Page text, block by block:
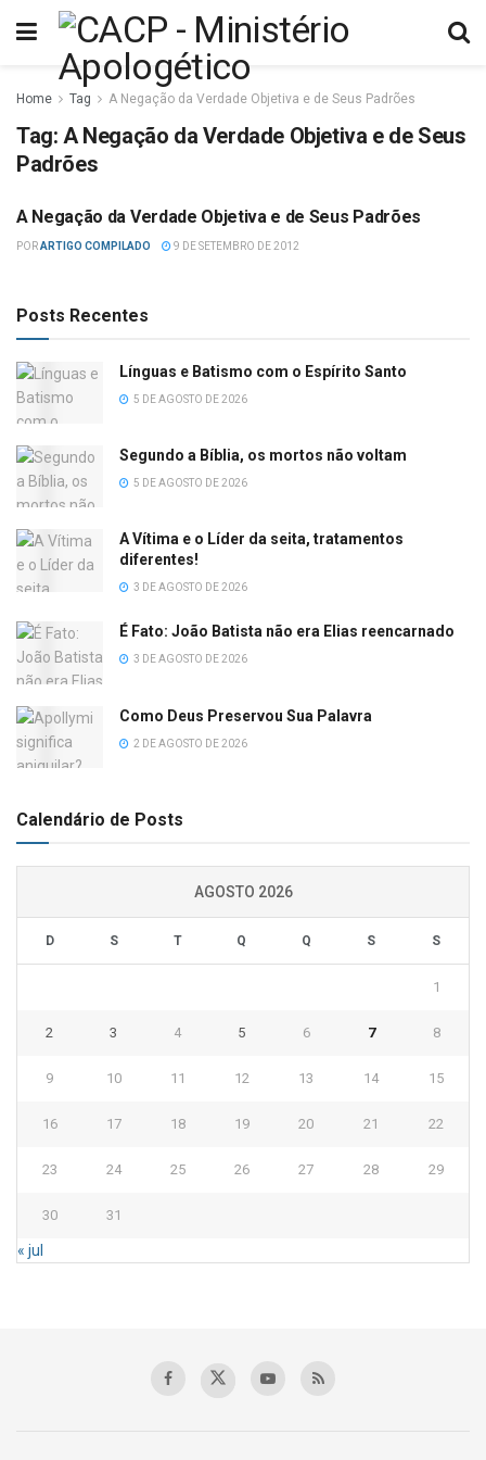
Home Tag A Negação da Verdade Objetiva e de Seus Padrões
Tag: A Negação da Verdade Objetiva e de Seus
Padrões
DESTRUTIVAS
A Negação da Verdade Objetiva e de Seus Padrões
PORARTIGO COMPILADO 9 DE SETEMBRO DE 2012
Posts Recentes
Línguas e Batismo com o Espírito Santo
5 DE AGOSTO DE 2026
Segundo a Bíblia, os mortos não voltam
5 DE AGOSTO DE 2026
A Vítima e o Líder da seita, tratamentos
diferentes!
3 DE AGOSTO DE 2026
É Fato: João Batista não era Elias reencarnado
3 DE AGOSTO DE 2026
Como Deus Preservou Sua Palavra
2 DE AGOSTO DE 2026
Calendário de Posts
AGOSTO 2026
D S T Q Q S S
1
2 3 4 5 6 7 8
9 10 11 12 13 14 15
16 17 18 19 20 21 22
23 24 25 26 27 28 29
30 31
« jul